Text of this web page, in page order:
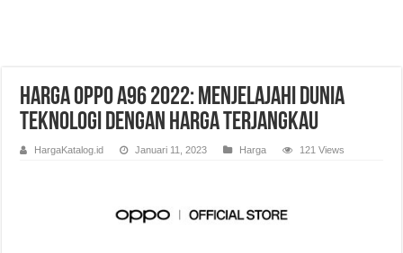
Harga OPPO A96 2022: Menjelajahi Dunia
Teknologi dengan Harga Terjangkau
HargaKatalog.id Januari 11, 2023 Harga 121 Views